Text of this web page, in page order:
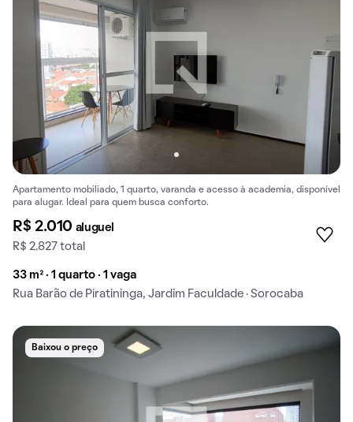
Apartamento mobiliado, 1 quarto, varanda e acesso à academia, disponível
para alugar. Ideal para quem busca conforto.
R$ 2.010 aluguel
R$ 2.827 total
33 m² · 1 quarto · 1 vaga
Rua Barão de Piratininga, Jardim Faculdade · Sorocaba
Baixou o preço